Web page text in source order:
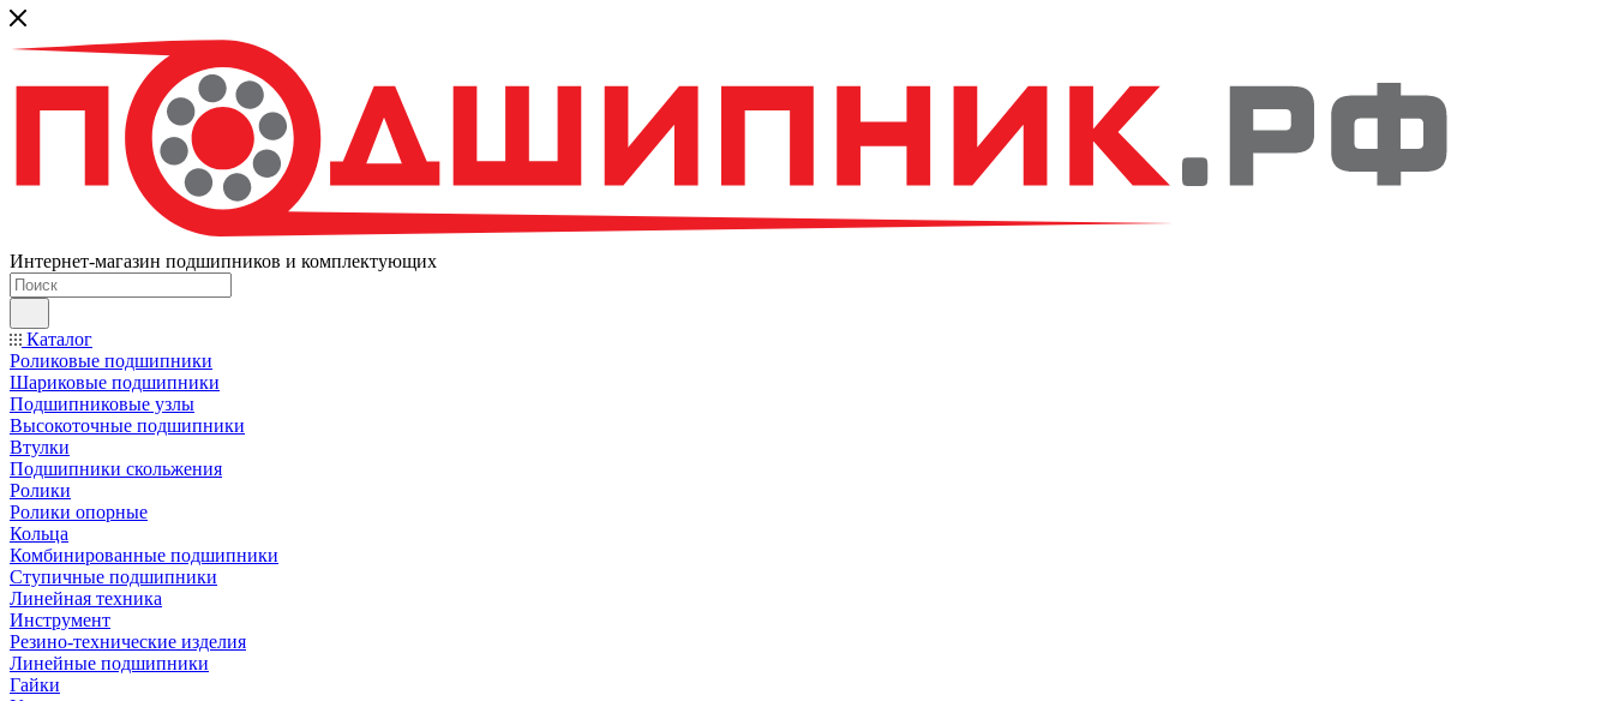
Интернет-магазин подшипников и комплектующих
Каталог
Роликовые подшипники
Шариковые подшипники
Подшипниковые узлы
Высокоточные подшипники
Втулки
Подшипники скольжения
Ролики
Ролики опорные
Кольца
Комбинированные подшипники
Ступичные подшипники
Линейная техника
Инструмент
Резино-технические изделия
Линейные подшипники
Гайки